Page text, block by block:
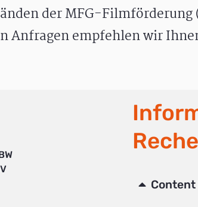
der MFG-Filmförderung
Anfragen empfehlen wir
Content